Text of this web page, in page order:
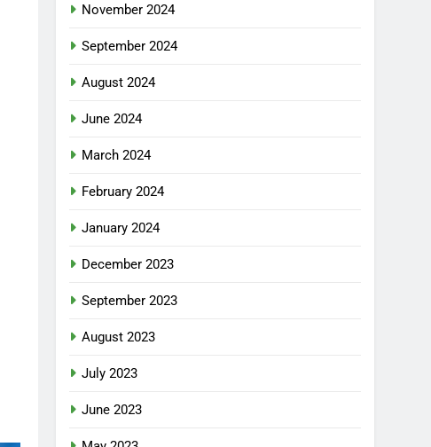
November 2024
September 2024
August 2024
June 2024
March 2024
February 2024
January 2024
December 2023
September 2023
August 2023
July 2023
June 2023